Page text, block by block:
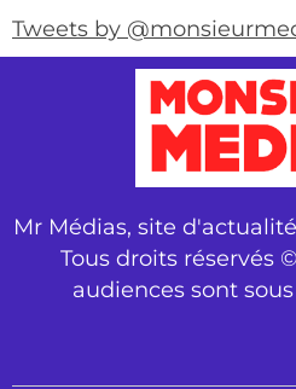
Tweets by
Mr Médias, site
Tous droits réservés
audiences sont